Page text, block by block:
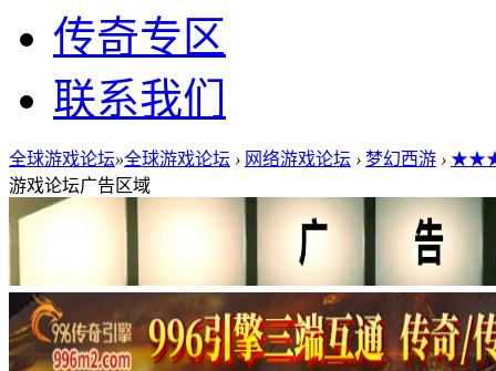
传奇专区
联系我们
全球游戏论坛»全球游戏论坛 › 网络游戏论坛 › 梦幻西游 ›
游戏论坛广告区域